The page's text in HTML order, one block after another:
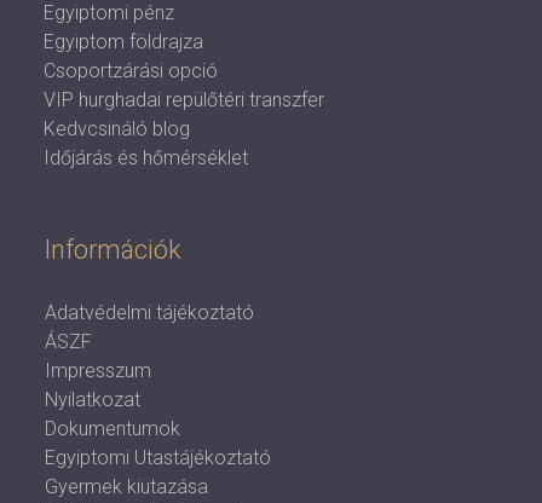
Egyiptomi pénz
Egyiptom földrajza
Csoportzárási opció
VIP hurghadai repülőtéri transzfer
Kedvcsináló blog
Időjárás és hőmérséklet
Információk
Adatvédelmi tájékoztató
ÁSZF
Impresszum
Nyilatkozat
Dokumentumok
Egyiptomi Utastájékoztató
Gyermek kiutazása